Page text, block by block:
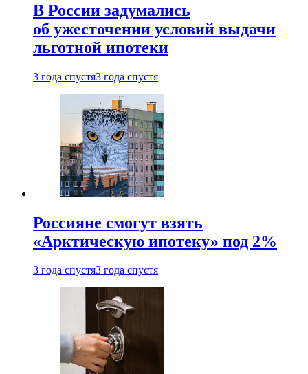
В России задумались
об ужесточении условий выдачи
льготной ипотеки
3 года спустя3 года спустя
Россияне смогут взять
«Арктическую ипотеку» под 2%
3 года спустя3 года спустя